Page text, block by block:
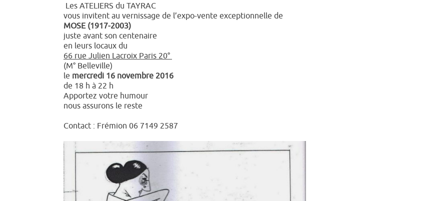
Les ATELIERS du TAYRAC
vous invitent au vernissage de l’expo-vente exceptionnelle de
MOSE (1917-2003)
juste avant son centenaire
en leurs locaux du
66 rue Julien Lacroix Paris 20°
(M° Belleville)
le mercredi 16 novembre 2016
de 18 h à 22 h
Apportez votre humour
nous assurons le reste
Contact : Frémion 06 7149 2587